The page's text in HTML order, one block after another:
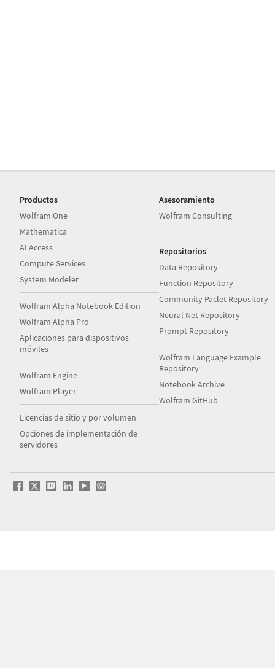
Productos
Wolfram|One
Mathematica
AI Access
Compute Services
System Modeler
Wolfram|Alpha Notebook Edition
Wolfram|Alpha Pro
Aplicaciones para dispositivos
móviles
Wolfram Engine
Wolfram Player
Licencias de sitio y por volumen
Opciones de implementación de
servidores
Asesoramiento
Wolfram Consulting
Repositorios
Data Repository
Function Repository
Community Paclet Repository
Neural Net Repository
Prompt Repository
Wolfram Language Example
Repository
Notebook Archive
Wolfram GitHub